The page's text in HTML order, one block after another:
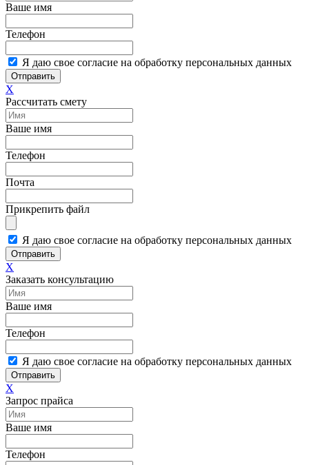
Ваше имя
Телефон
Я даю свое согласие на обработку персональных данных
Отправить
X
Рассчитать смету
Ваше имя
Телефон
Почта
Прикрепить файл
Я даю свое согласие на обработку персональных данных
Отправить
X
Заказать консультацию
Ваше имя
Телефон
Я даю свое согласие на обработку персональных данных
Отправить
X
Запрос прайса
Ваше имя
Телефон